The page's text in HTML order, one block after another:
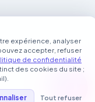
expérience, analyser
accepter, refuser
de confidentialité
des cookies du site ;
Tout refuser